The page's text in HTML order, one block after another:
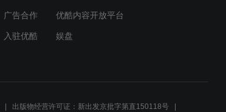
广告合作 优酷内容开放平台
入驻优酷 娱盘
出版物经营许可证：新出发京批字第直150118号